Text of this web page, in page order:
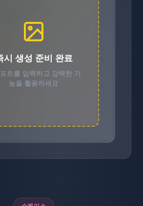
시 생성 준비 완료
트를 입력하고 강력한 기
능을 활용하세요